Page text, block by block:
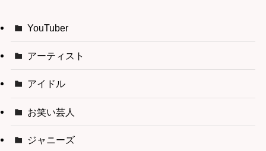
YouTuber
アーティスト
アイドル
お笑い芸人
ジャニーズ